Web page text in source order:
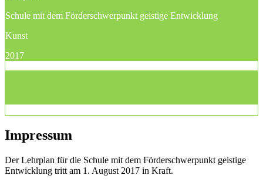
Schule mit dem Förderschwerpunkt geistige Entwicklung
Kunst
2017
Impressum
Der Lehrplan für die Schule mit dem Förderschwerpunkt geistige
Entwicklung tritt am 1. August 2017 in Kraft.